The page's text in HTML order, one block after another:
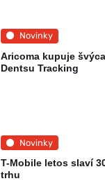
Novinky
Aricoma kupuje
Dentsu Tracking
Novinky
T-Mobile letos slaví
trhu